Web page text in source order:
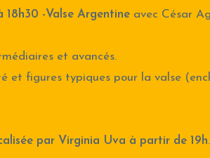
18h30 -Valse Argentine avec César
et avancés.
et figures typiques pour la valse
par Virginia Uva à partir de 19h.